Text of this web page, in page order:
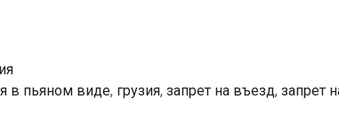
троих
в пьяном виде, грузия, запрет на въезд, запрет